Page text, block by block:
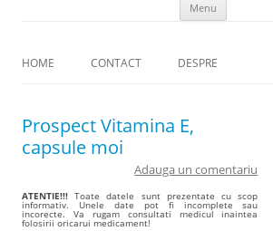
Menu
HOME CONTACT DESPRE
Prospect Vitamina E,
capsule moi
Adauga un comentariu
ATENTIE!!! Toate datele sunt prezentate cu scop
informativ. Unele date pot fi incomplete sau
incorecte. Va rugam consultati medicul inaintea
folosirii oricarui medicament!